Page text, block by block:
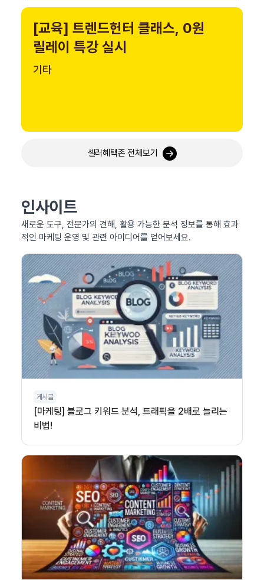
[교육] 트렌드헌터 클래스, 0원
릴레이 특강 실시
기타
셀러혜택존 전체보기
인사이트
새로운 도구, 전문가의 견해, 활용 가능한 분석 정보를 통해 효과
적인 마케팅 운영 및 관련 아이디어를 얻어보세요.
게시글
[마케팅] 블로그 키워드 분석, 트래픽을 2배로 늘리는
비법!